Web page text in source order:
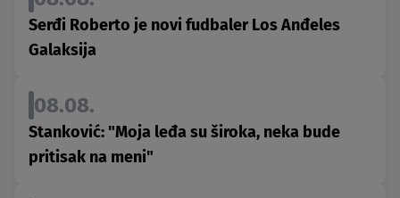
Serđi Roberto je novi fudbaler Los Anđeles
Galaksija
08.08.
Stanković: "Moja leđa su široka, neka bude
pritisak na meni"